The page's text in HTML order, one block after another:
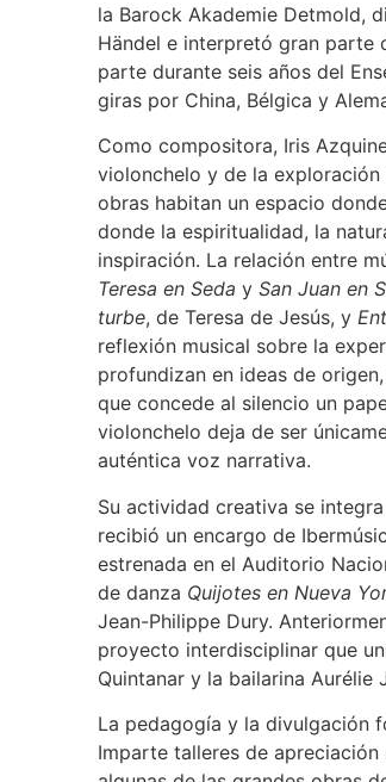
la Barock Akademie Detmold,
Händel e interpretó gran parte
parte durante seis años del
giras por China, Bélgica y
Como compositora, Iris
violonchelo y de la
obras habitan un espacio
donde la espiritualidad, la
inspiración. La relación entre
Teresa en Seda y San Juan en
turbe, de Teresa de Jesús, y
reflexión musical sobre la
profundizan en ideas de
que concede al silencio un
violonchelo deja de ser
auténtica voz narrativa.
Su actividad creativa se
recibió un encargo de
estrenada en el Auditorio
de danza Quijotes en Nueva
Jean-Philippe Dury.
proyecto interdisciplinar que
Quintanar y la bailarina Aurélie
La pedagogía y la divulgación
Imparte talleres de